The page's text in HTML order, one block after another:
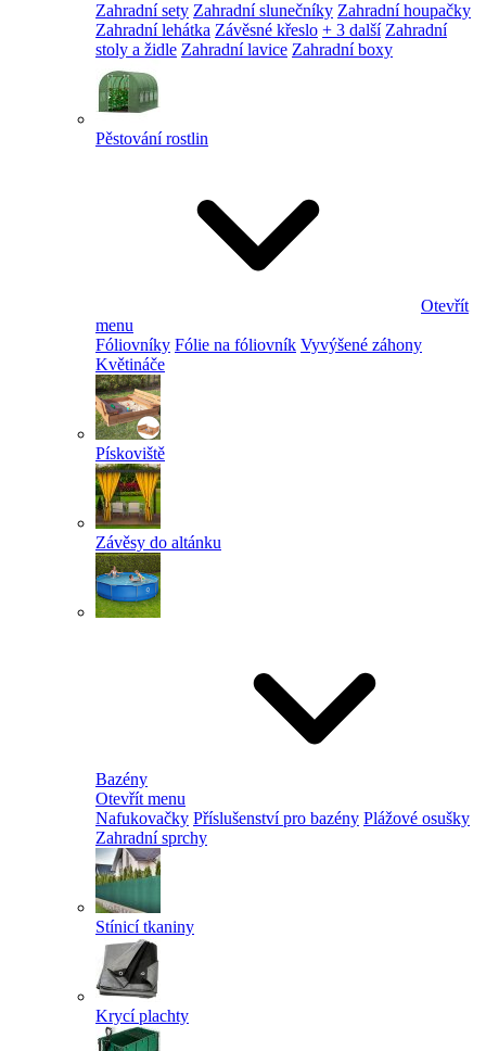
Zahradní sety Zahradní slunečníky Zahradní houpačky
Zahradní lehátka Závěsné křeslo + 3 další Zahradní
stoly a židle Zahradní lavice Zahradní boxy
Pěstování rostlin
Otevřít
menu
Fóliovníky Fólie na fóliovník Vyvýšené záhony
Květináče
Pískoviště
Závěsy do altánku
Bazény
Otevřít menu
Nafukovačky Příslušenství pro bazény Plážové osušky
Zahradní sprchy
Stínicí tkaniny
Krycí plachty